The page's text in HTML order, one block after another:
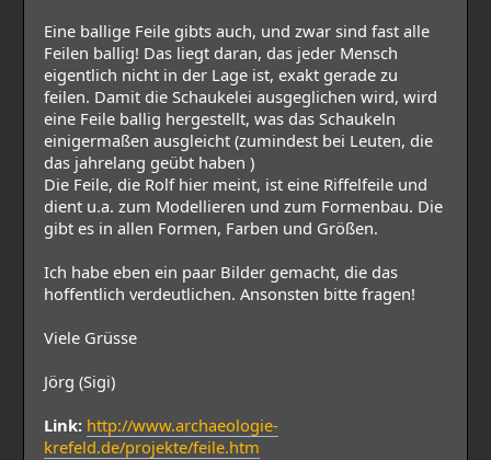
Eine ballige Feile gibts auch, und zwar sind fast alle
Feilen ballig! Das liegt daran, das jeder Mensch
eigentlich nicht in der Lage ist, exakt gerade zu
feilen. Damit die Schaukelei ausgeglichen wird, wird
eine Feile ballig hergestellt, was das Schaukeln
einigermaßen ausgleicht (zumindest bei Leuten, die
das jahrelang geübt haben )
Die Feile, die Rolf hier meint, ist eine Riffelfeile und
dient u.a. zum Modellieren und zum Formenbau. Die
gibt es in allen Formen, Farben und Größen.
Ich habe eben ein paar Bilder gemacht, die das
hoffentlich verdeutlichen. Ansonsten bitte fragen!
Viele Grüsse
Jörg (Sigi)
Link: http://www.archaeologie-
krefeld.de/projekte/feile.htm